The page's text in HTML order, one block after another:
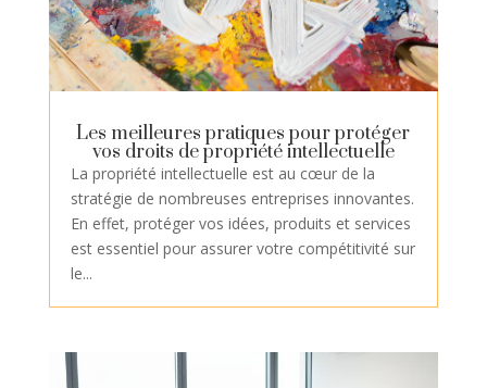
Les meilleures pratiques pour protéger
vos droits de propriété intellectuelle
La propriété intellectuelle est au cœur de la
stratégie de nombreuses entreprises innovantes.
En effet, protéger vos idées, produits et services
est essentiel pour assurer votre compétitivité sur
le...